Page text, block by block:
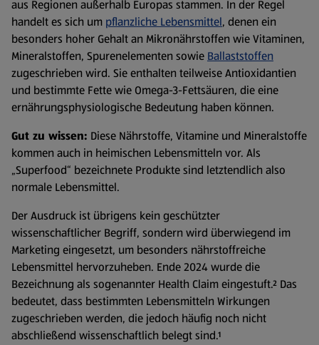
aus Regionen außerhalb Europas stammen. In der Regel
handelt es sich um pflanzliche Lebensmittel, denen ein
besonders hoher Gehalt an Mikronährstoffen wie Vitaminen,
Mineralstoffen, Spurenelementen sowie Ballaststoffen
zugeschrieben wird. Sie enthalten teilweise Antioxidantien
und bestimmte Fette wie Omega-3-Fettsäuren, die eine
ernährungsphysiologische Bedeutung haben können.
Gut zu wissen: Diese Nährstoffe, Vitamine und Mineralstoffe
kommen auch in heimischen Lebensmitteln vor. Als
„Superfood“ bezeichnete Produkte sind letztendlich also
normale Lebensmittel.
Der Ausdruck ist übrigens kein geschützter
wissenschaftlicher Begriff, sondern wird überwiegend im
Marketing eingesetzt, um besonders nährstoffreiche
Lebensmittel hervorzuheben. Ende 2024 wurde die
Bezeichnung als sogenannter Health Claim eingestuft.² Das
bedeutet, dass bestimmten Lebensmitteln Wirkungen
zugeschrieben werden, die jedoch häufig noch nicht
abschließend wissenschaftlich belegt sind.¹